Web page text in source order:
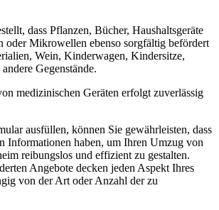
dass Pflanzen, Bücher, Haushaltsgeräte
oder Mikrowellen ebenso sorgfältig befördert
Wein, Kinderwagen, Kindersitze,
Gegenstände.
medizinischen Geräten erfolgt zuverlässig
ausfüllen, können Sie gewährleisten, dass
Informationen haben, um Ihren Umzug von
reibungslos und effizient zu gestalten.
Angebote decken jeden Aspekt Ihres
von der Art oder Anzahl der zu